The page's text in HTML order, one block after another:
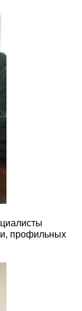
профильных